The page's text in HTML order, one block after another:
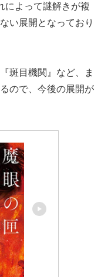
によって謎解きが複
い展開となっており
斑目機関』など、ま
ので、今後の展開が